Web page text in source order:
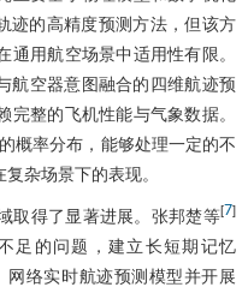
迹的高精度预测方法，但该方
用航空场景中适用性有限。
航空器意图融合的四维航迹预
整的飞机性能与气象数据。
概率分布，能够处理一定的不
杂场景下的表现。
取得了显著进展。张邦楚等[7]
足的问题，建立长短期记忆
网络实时航迹预测模型并开展